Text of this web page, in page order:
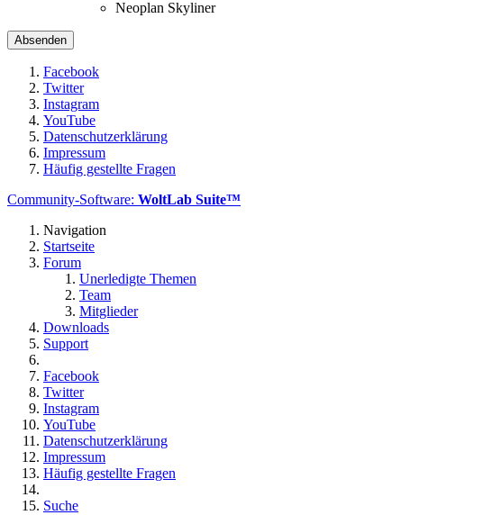
Neoplan Skyliner
Facebook
Twitter
Instagram
YouTube
Datenschutzerklärung
Impressum
Häufig gestellte Fragen
Community-Software: WoltLab Suite™
Navigation
Startseite
Forum
Unerledigte Themen
Team
Mitglieder
Downloads
Support
Facebook
Twitter
Instagram
YouTube
Datenschutzerklärung
Impressum
Häufig gestellte Fragen
Suche